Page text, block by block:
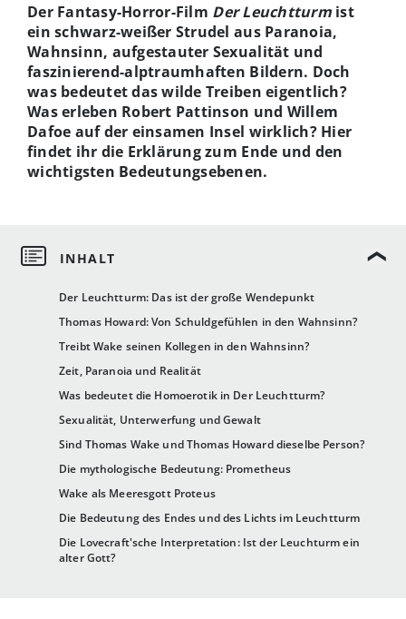
Der Leuchtturm: Das ist der große Wendepunkt
Thomas Howard: Von Schuldgefühlen in den Wahnsinn?
Treibt Wake seinen Kollegen in den Wahnsinn?
Zeit, Paranoia und Realität
Was bedeutet die Homoerotik in Der Leuchtturm?
Sexualität, Unterwerfung und Gewalt
Sind Thomas Wake und Thomas Howard dieselbe Person?
Die mythologische Bedeutung: Prometheus
Wake als Meeresgott Proteus
Die Bedeutung des Endes und des Lichts im Leuchtturm
Die Lovecraft'sche Interpretation: Ist der Leuchturm ein
alter Gott?
Der Fantasy-Horror-Film Der Leuchtturmist
ein schwarz-weißer Strudel aus Paranoia,
Wahnsinn, aufgestauter Sexualität und
faszinierend-alptraumhaften Bildern. Doch
was bedeutet das wilde Treiben eigentlich?
Was erleben Robert Pattinson und Willem
Dafoe auf der einsamen Insel wirklich? Hier
findet ihr die Erklärung zum Ende und den
wichtigsten Bedeutungsebenen.